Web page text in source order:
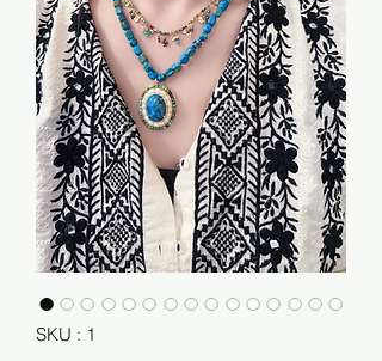
SKU : 1